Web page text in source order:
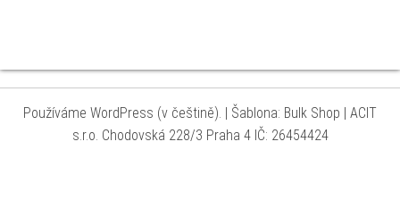
Používáme WordPress (v češtině). | Šablona: Bulk Shop | ACIT
s.r.o. Chodovská 228/3 Praha 4 IČ: 26454424